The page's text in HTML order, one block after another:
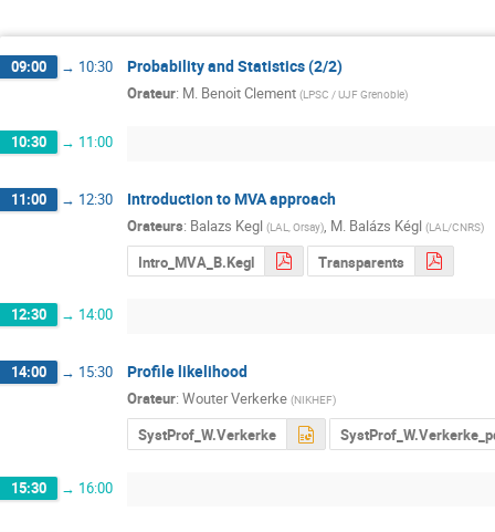
09:00 → 10:30 Probability and Statistics (2/2)
Orateur: M. Benoit Clement (LPSC / UJF Grenoble)
10:30 → 11:00
11:00 → 12:30 Introduction to MVA approach
Orateurs: Balazs Kegl (LAL, Orsay), M. Balázs Kégl (LAL/CNRS)
Intro_MVA_B.Kegl Transparents
12:30 → 14:00
14:00 → 15:30 Profile likelihood
Orateur: Wouter Verkerke (NIKHEF)
SystProf_W.Verkerke
15:30 → 16:00